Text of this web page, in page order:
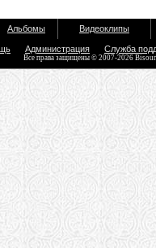
Альбомы Видеоклипы
Администрация Служба
Все права защищены © 2007-2026